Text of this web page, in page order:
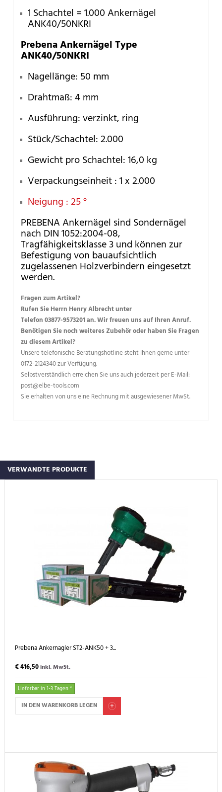
1 Schachtel = 1.000 Ankernägel
ANK40/50NKRI
Prebena Ankernägel Type
ANK40/50NKRI
Nagellänge: 50 mm
Drahtmaß: 4 mm
Ausführung: verzinkt, ring
Stück/Schachtel: 2.000
Gewicht pro Schachtel: 16,0 kg
Verpackungseinheit : 1 x 2.000
Neigung : 25 °
PREBENA Ankernägel sind Sondernägel
nach DIN 1052:2004-08,
Tragfähigkeitsklasse 3 und können zur
Befestigung von bauaufsichtlich
zugelassenen Holzverbindern eingesetzt
werden.
Fragen zum Artikel?
Rufen Sie Herrn Henry Albrecht unter
Telefon 03877-9573201 an. Wir freuen uns auf Ihren Anruf.
Benötigen Sie noch weiteres Zubehör oder haben Sie Fragen
zu diesem Artikel?
Unsere telefonische Beratungshotline steht Ihnen gerne unter
0172-2124340 zur Verfügung.
Selbstverständlich erreichen Sie uns auch jederzeit per E-Mail:
post@elbe-tools.com
Sie erhalten von uns eine Rechnung mit ausgewiesener MwSt.
VERWANDTE PRODUKTE
Prebena Ankernagler ST2-ANK50 + 3...
€ 416,50inkl. MwSt.
Lieferbar in 1-3 Tagen *
IN DEN WARENKORB LEGEN